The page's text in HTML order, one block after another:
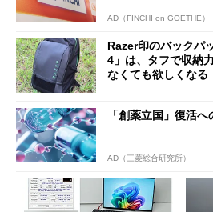
AD（FINCHI on GOETHE）
Razer印のバックパ
4」は、タフで収納
なくても欲しくなる
「創薬立国」復活へ
AD（三菱総合研究所）